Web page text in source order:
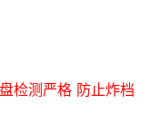
检测严格 防止炸档